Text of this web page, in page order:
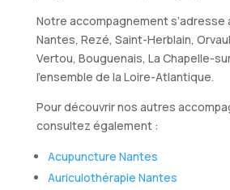
Notre accompagnement s’adresse
Nantes, Rezé, Saint-Herblain,
Vertou, Bouguenais, La Chapelle-
l’ensemble de la Loire-Atlantique.
Pour découvrir nos autres
consultez également :
Acupuncture Nantes
Auriculothérapie Nantes